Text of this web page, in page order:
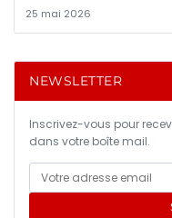
25 mai 2026
NEWSLETTER
Inscrivez-vous pour
dans votre boîte mail.